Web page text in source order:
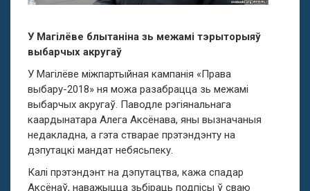
У Магілёве блытаніна зь межамі тэрыторыяў
выбарчых акругаў
У Магілёве міжпартыйная кампанія «Права
выбару-2018» ня можа разабрацца зь межамі
выбарчых акругаў. Паводле рэгіянальнага
каардынатара Алега Аксёнава, яны вызначаныя
недакладна, а гэта стварае прэтэндэнту на
дэпутацкі мандат небясьпеку.
Калі прэтэндэнт на дэпутацтва, кажа спадар
Аксёнаў, наважыцца зьбіраць подпісы ў сваю